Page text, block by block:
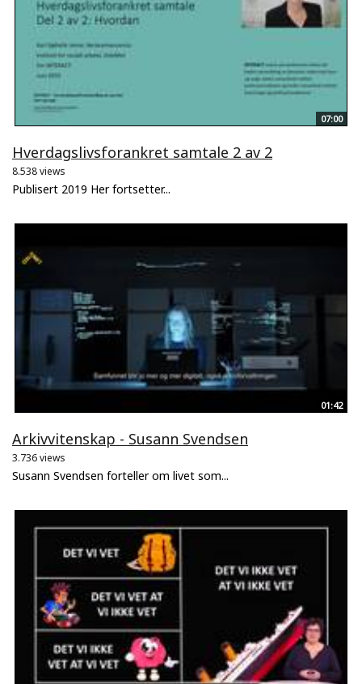
07:00
Hverdagslivsforankret samtale 2 av 2
8.538 views
Publisert 2019 Her fortsetter...
01:42
Arkivvitenskap - Susann Svendsen
3.736 views
Susann Svendsen forteller om livet som...